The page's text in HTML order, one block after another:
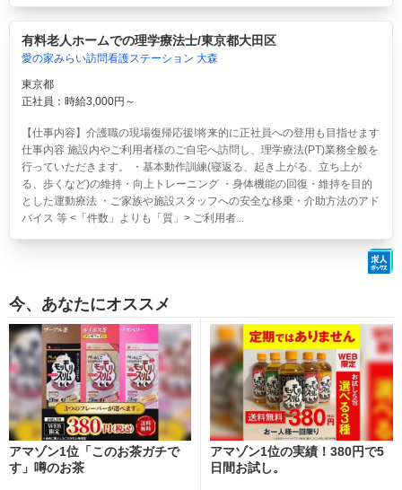
有料老人ホームでの理学療法士/東京都大田区
愛の家みらい訪問看護ステーション 大森
東京都
正社員：時給3,000円～
【仕事内容】介護職の現場復帰応援!将来的に正社員への登用も目指せます
仕事内容 施設内やご利用者様のご自宅へ訪問し、理学療法(PT)業務全般を
行っていただきます。 ・基本動作訓練(寝返る、起き上がる、立ち上が
る、歩くなど)の維持・向上トレーニング ・身体機能の回復・維持を目的
とした運動療法 ・ご家族や施設スタッフへの安全な移乗・介助方法のアド
バイス 等 <「件数」よりも「質」> ご利用者...
今、あなたにオススメ
アマゾン1位「このお茶ガチで
す」噂のお茶
アマゾン1位の実績！380円で5
日間お試し。